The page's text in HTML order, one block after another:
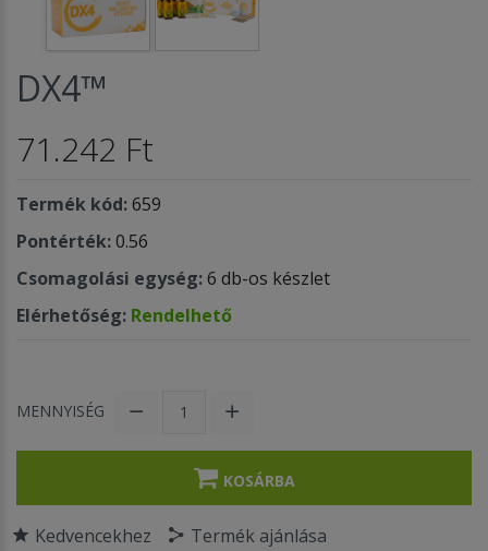
DX4™
71.242 Ft
Termék kód:659
Pontérték:0.56
Csomagolási egység:6 db-os készlet
Elérhetőség: Rendelhető
MENNYISÉG
KOSÁRBA
Kedvencekhez Termék ajánlása